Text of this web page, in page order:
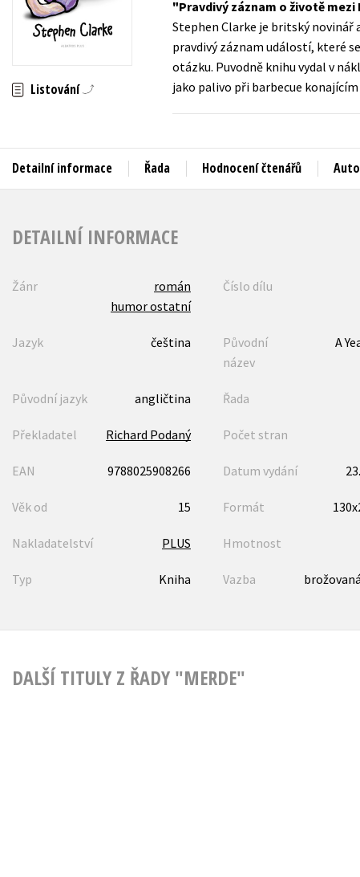
Auto - moto
Beletrie pro děti
Byznys a ekonomie
Jazyky
Kalendáře
Kariéra a osobní rozvoj
Listování
Pravdivý záznam o životě mezi
Stephen Clarke je britský novinář
pravdivý záznam událostí, které
otázku. Puvodně knihu vydal v
jako palivo při barbecue
Detailní informace Řada Hodnocení čtenářů
DETAILNÍ INFORMACE
Žánr
román
humor ostatní
Číslo dílu
Jazyk čeština
Původní
název
A
Původní jazyk angličtina Řada
Překladatel Richard Podaný Počet stran
EAN 9788025908266 Datum vydání
Věk od 15 Formát
Nakladatelství PLUS Hmotnost
Typ Kniha Vazba
DALŠÍ TITULY Z ŘADY "MERDE"